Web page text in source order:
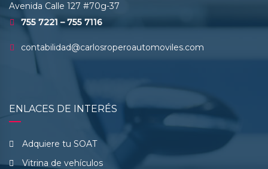
Avenida Calle 127 #70g-37
755 7221 – 755 7116
contabilidad@carlosroperoautomoviles.com
ENLACES DE INTERÉS
Adquiere tu SOAT
Vitrina de vehículos